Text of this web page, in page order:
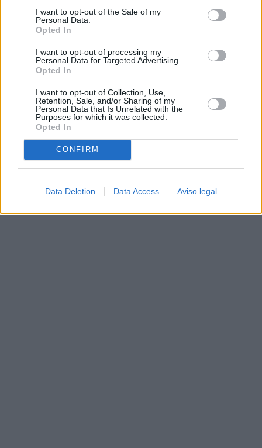
cualquier momento entrando de nuevo en este sitio web o
visitando nuestra política de privacidad.
I want to opt-out of the Sale of my
Personal Data.
Opted In
I want to opt-out of processing my
Personal Data for Targeted Advertising.
Opted In
I want to opt-out of Collection, Use,
Retention, Sale, and/or Sharing of my
Personal Data that Is Unrelated with the
Purposes for which it was collected.
Opted In
CONFIRM
Data Deletion Data Access Aviso legal